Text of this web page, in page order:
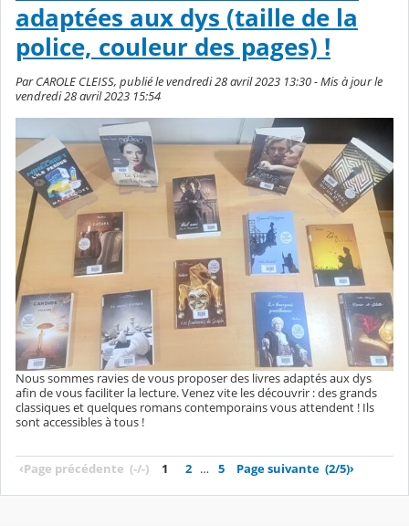
adaptées aux dys (taille de la
police, couleur des pages) !
Par CAROLE CLEISS, publié le vendredi 28 avril 2023 13:30 - Mis à jour le
vendredi 28 avril 2023 15:54
Nous sommes ravies de vous proposer des livres adaptés aux dys
afin de vous faciliter la lecture. Venez vite les découvrir : des grands
classiques et quelques romans contemporains vous attendent ! Ils
sont accessibles à tous !
‹Page précédente (-/-) 1 2 … 5 Page suivante (2/5)›